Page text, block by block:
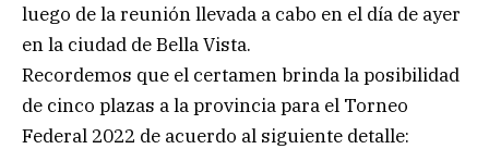
luego de la reunión llevada a cabo en el día de ayer
en la ciudad de Bella Vista.
Recordemos que el certamen brinda la posibilidad
de cinco plazas a la provincia para el Torneo
Federal 2022 de acuerdo al siguiente detalle: